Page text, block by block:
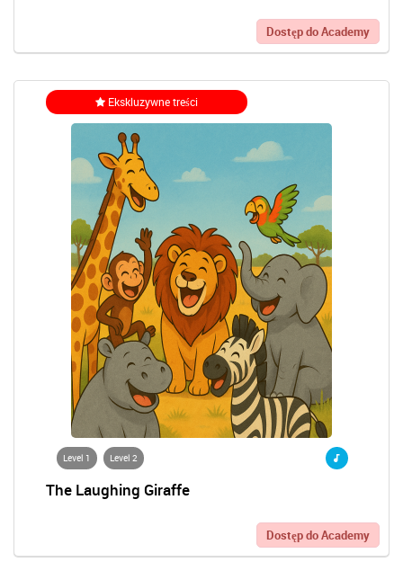
Dostęp do Academy
Ekskluzywne treści
Level 1 Level 2
The Laughing Giraffe
Dostęp do Academy